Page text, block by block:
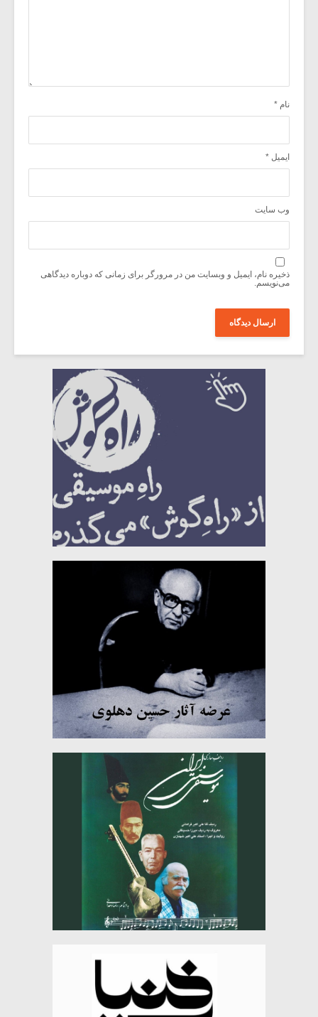
نام *
ایمیل *
وب‌ سایت
ذخیره نام، ایمیل و وبسایت من در مرورگر برای زمانی که دوباره دیدگاهی
می‌نویسم.